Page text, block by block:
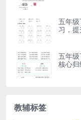
五年
习，
五年
核心归
教辅标签